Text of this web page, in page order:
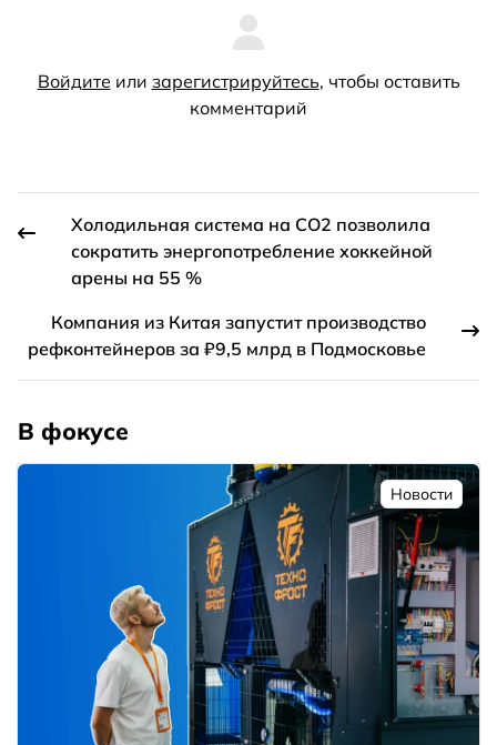
Войдите или зарегистрируйтесь, чтобы оставить
комментарий
Холодильная система на CO2 позволила
сократить энергопотребление хоккейной
арены на 55 %
Компания из Китая запустит производство
рефконтейнеров за ₽9,5 млрд в Подмосковье
В фокусе
Новости